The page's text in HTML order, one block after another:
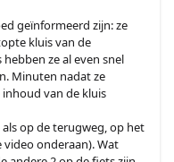
geïnformeerd zijn: ze
kluis van de
ze al even snel
Minuten nadat ze
van de kluis
als op de terugweg, op het
onderaan). Wat